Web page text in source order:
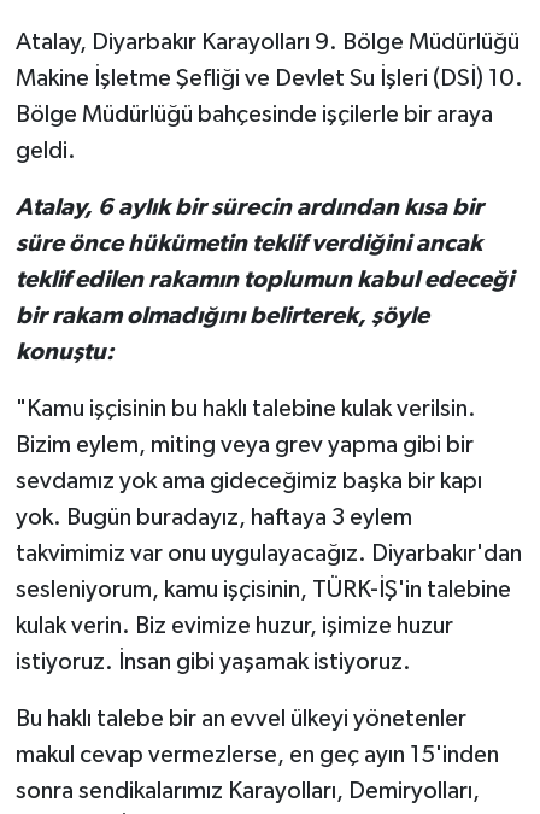
Atalay, Diyarbakır Karayolları 9. Bölge Müdürlüğü
Makine İşletme Şefliği ve Devlet Su İşleri (DSİ) 10.
Bölge Müdürlüğü bahçesinde işçilerle bir araya
geldi.
Atalay, 6 aylık bir sürecin ardından kısa bir
süre önce hükümetin teklif verdiğini ancak
teklif edilen rakamın toplumun kabul edeceği
bir rakam olmadığını belirterek, şöyle
konuştu:
"Kamu işçisinin bu haklı talebine kulak verilsin.
Bizim eylem, miting veya grev yapma gibi bir
sevdamız yok ama gideceğimiz başka bir kapı
yok. Bugün buradayız, haftaya 3 eylem
takvimimiz var onu uygulayacağız. Diyarbakır'dan
sesleniyorum, kamu işçisinin, TÜRK-İŞ'in talebine
kulak verin. Biz evimize huzur, işimize huzur
istiyoruz. İnsan gibi yaşamak istiyoruz.
Bu haklı talebe bir an evvel ülkeyi yönetenler
makul cevap vermezlerse, en geç ayın 15'inden
sonra sendikalarımız Karayolları, Demiryolları,